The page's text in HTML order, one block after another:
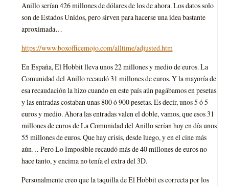
Anillo serían 426 millones de dólares de los de ahora. Los datos solo
son de Estados Unidos, pero sirven para hacerse una idea bastante
aproximada…
https://www.boxofficemojo.com/alltime/adjusted.htm
En España, El Hobbit lleva unos 22 millones y medio de euros. La
Comunidad del Anillo recaudó 31 millones de euros. Y la mayoría de
esa recaudación la hizo cuando en este país aún pagábamos en pesetas,
y las entradas costaban unas 800 ó 900 pesetas. Es decir, unos 5 ó 5
euros y medio. Ahora las entradas valen el doble, vamos, que esos 31
millones de euros de La Comunidad del Anillo serían hoy en día unos
55 millones de euros. Que hay crisis, desde luego, y en el cine más
aún… Pero Lo Imposible recaudó más de 40 millones de euros no
hace tanto, y encima no tenía el extra del 3D.
Personalmente creo que la taquilla de El Hobbit es correcta por los